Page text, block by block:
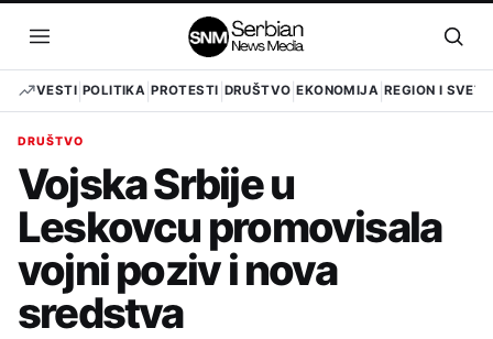
sadržaj
Otvori
meni
VESTI POLITIKA PROTESTI DRUŠTVO EKONOMIJA REGION I SVET
DRUŠTVO
Vojska Srbije u
Leskovcu promovisala
vojni poziv i nova
sredstva